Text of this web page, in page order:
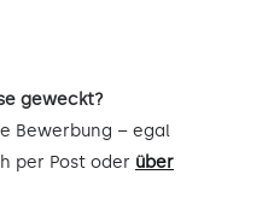
geweckt?
Bewerbung – egal
per Post oder über